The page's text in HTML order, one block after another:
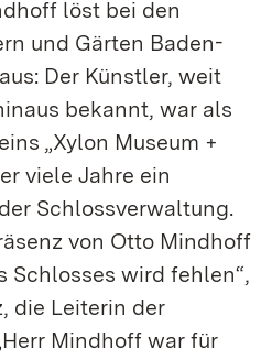
löst bei den
und Gärten Baden-
Der Künstler, weit
bekannt, war als
„Xylon Museum +
viele Jahre ein
Schlossverwaltung.
von Otto Mindhoff
Schlosses wird fehlen“,
die Leiterin der
Mindhoff war für